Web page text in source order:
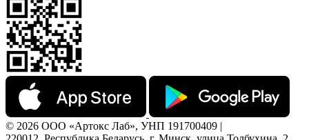
© 2026 ООО «Артокс Лаб», УНП 191700409 |